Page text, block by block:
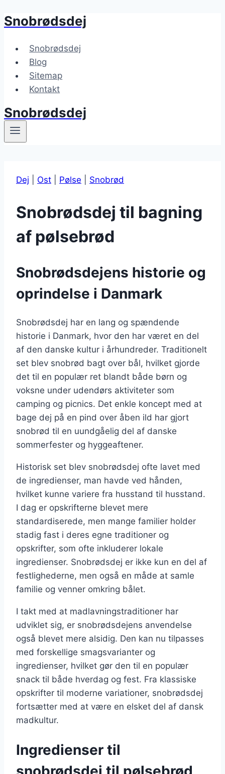
Fortsæt
indhold
Snobrødsdej
Snobrødsdej
Blog
Sitemap
Kontakt
Snobrødsdej
Dej Ost Pølse Snobrød
Snobrødsdej til bagning
af pølsebrød
Snobrødsdejens historie og
oprindelse i Danmark
Snobrødsdej har en lang og spændende
historie i Danmark, hvor den har været en del
af den danske kultur i århundreder. Traditionelt
set blev snobrød bagt over bål, hvilket gjorde
det til en populær ret blandt både børn og
voksne under udendørs aktiviteter som
camping og picnics. Det enkle koncept med at
bage dej på en pind over åben ild har gjort
snobrød til en uundgåelig del af danske
sommerfester og hyggeaftener.
Historisk set blev snobrødsdej ofte lavet med
de ingredienser, man havde ved hånden,
hvilket kunne variere fra husstand til husstand.
I dag er opskrifterne blevet mere
standardiserede, men mange familier holder
stadig fast i deres egne traditioner og
opskrifter, som ofte inkluderer lokale
ingredienser. Snobrødsdej er ikke kun en del af
festlighederne, men også en måde at samle
familie og venner omkring bålet.
I takt med at madlavningstraditioner har
udviklet sig, er snobrødsdejens anvendelse
også blevet mere alsidig. Den kan nu tilpasses
med forskellige smagsvarianter og
ingredienser, hvilket gør den til en populær
snack til både hverdag og fest. Fra klassiske
opskrifter til moderne variationer, snobrødsdej
fortsætter med at være en elsket del af dansk
madkultur.
Ingredienser til